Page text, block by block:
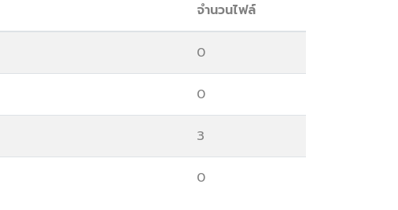
จำนวนไฟล์
0
0
3
0